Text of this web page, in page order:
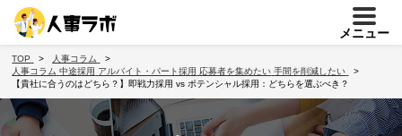
メニュー
TOP
人事コラム
人事コラム 中途採用 アルバイト・パート採用 応募者を集めたい 手間を削減したい
【貴社に合うのはどちら？】即戦力採用 vs ポテンシャル採用：どちらを選ぶべき？